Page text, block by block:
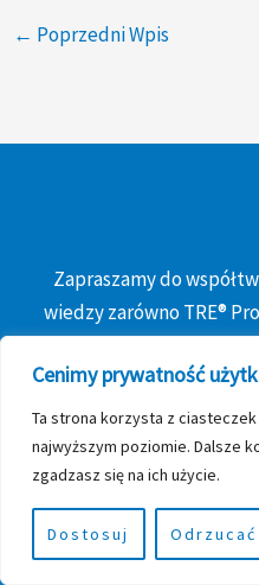
Cenimy prywatność
Ta strona korzysta z ciasteczek
najwyższym poziomie. Dalsze
zgadzasz się na ich użycie.
Dostosuj Odrzucać
← Poprzedni Wpis
Zapraszamy do
wiedzy zarówno TRE®